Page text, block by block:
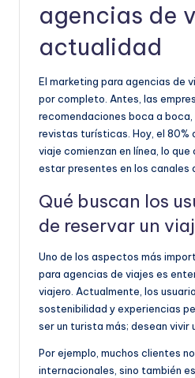
agencias de
actualidad
El marketing para agencias de
por completo. Antes, las
recomendaciones boca a
revistas turísticas. Hoy, el 80%
viaje comienzan en línea, lo
estar presentes en los canales
Qué buscan los
de reservar un
Uno de los aspectos más
para agencias de viajes es
viajero. Actualmente, los
sostenibilidad y experiencias
ser un turista más; desean vivir
Por ejemplo, muchos clientes
internacionales, sino también